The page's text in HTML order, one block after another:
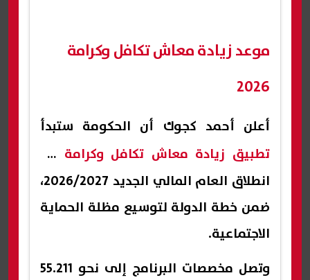
موعد زيادة معاش تكافل وكرامة
2026
أعلن أحمد كجوك أن الحكومة ستبدأ
تطبيق زيادة معاش تكافل وكرامة مع
انطلاق العام المالي الجديد 2026/2027،
ضمن خطة الدولة لتوسيع مظلة الحماية
الاجتماعية.
وتصل مخصصات البرنامج إلى نحو 55.211